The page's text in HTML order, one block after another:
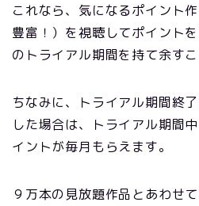
これなら、気になるポイント
豊富！）を視聴してポイント
のトライアル期間を持て余すこ
ちなみに、トライアル期間終
した場合は、トライアル期間
イントが毎月もらえます。
９万本の見放題作品とあわせ